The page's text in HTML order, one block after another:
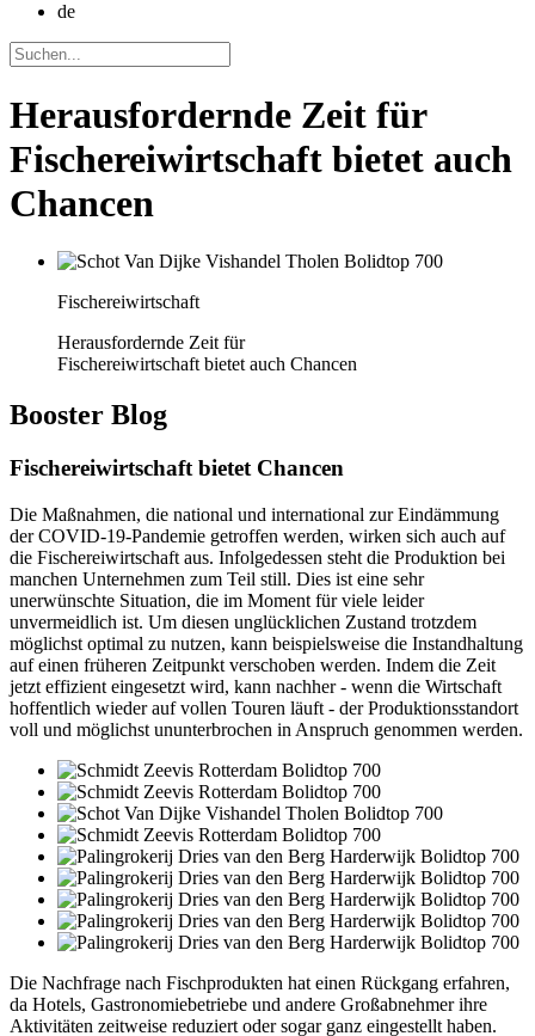
de
Herausfordernde Zeit für
Fischereiwirtschaft bietet auch
Chancen
Fischereiwirtschaft
Herausfordernde Zeit für
Fischereiwirtschaft bietet auch Chancen
Booster Blog
Fischereiwirtschaft bietet Chancen
Die Maßnahmen, die national und international zur Eindämmung
der COVID-19-Pandemie getroffen werden, wirken sich auch auf
die Fischereiwirtschaft aus. Infolgedessen steht die Produktion bei
manchen Unternehmen zum Teil still. Dies ist eine sehr
unerwünschte Situation, die im Moment für viele leider
unvermeidlich ist. Um diesen unglücklichen Zustand trotzdem
möglichst optimal zu nutzen, kann beispielsweise die Instandhaltung
auf einen früheren Zeitpunkt verschoben werden. Indem die Zeit
jetzt effizient eingesetzt wird, kann nachher - wenn die Wirtschaft
hoffentlich wieder auf vollen Touren läuft - der Produktionsstandort
voll und möglichst ununterbrochen in Anspruch genommen werden.
Die Nachfrage nach Fischprodukten hat einen Rückgang erfahren,
da Hotels, Gastronomiebetriebe und andere Großabnehmer ihre
Aktivitäten zeitweise reduziert oder sogar ganz eingestellt haben.